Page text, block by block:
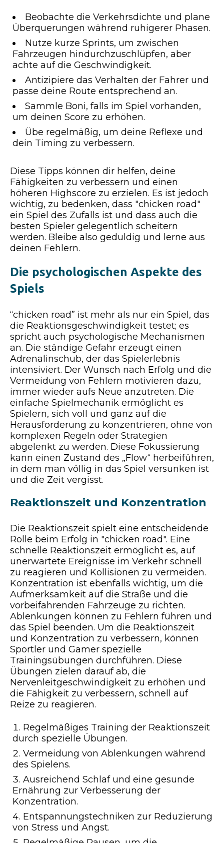
Beobachte die Verkehrsdichte und plane
Überquerungen während ruhigerer Phasen.
Nutze kurze Sprints, um zwischen
Fahrzeugen hindurchzuschlüpfen, aber
achte auf die Geschwindigkeit.
Antizipiere das Verhalten der Fahrer und
passe deine Route entsprechend an.
Sammle Boni, falls im Spiel vorhanden,
um deinen Score zu erhöhen.
Übe regelmäßig, um deine Reflexe und
dein Timing zu verbessern.
Diese Tipps können dir helfen, deine
Fähigkeiten zu verbessern und einen
höheren Highscore zu erzielen. Es ist jedoch
wichtig, zu bedenken, dass "chicken road"
ein Spiel des Zufalls ist und dass auch die
besten Spieler gelegentlich scheitern
werden. Bleibe also geduldig und lerne aus
deinen Fehlern.
Die psychologischen Aspekte des
Spiels
“chicken road” ist mehr als nur ein Spiel, das
die Reaktionsgeschwindigkeit testet; es
spricht auch psychologische Mechanismen
an. Die ständige Gefahr erzeugt einen
Adrenalinschub, der das Spielerlebnis
intensiviert. Der Wunsch nach Erfolg und die
Vermeidung von Fehlern motivieren dazu,
immer wieder aufs Neue anzutreten. Die
einfache Spielmechanik ermöglicht es
Spielern, sich voll und ganz auf die
Herausforderung zu konzentrieren, ohne von
komplexen Regeln oder Strategien
abgelenkt zu werden. Diese Fokussierung
kann einen Zustand des „Flow“ herbeiführen,
in dem man völlig in das Spiel versunken ist
und die Zeit vergisst.
Reaktionszeit und Konzentration
Die Reaktionszeit spielt eine entscheidende
Rolle beim Erfolg in "chicken road". Eine
schnelle Reaktionszeit ermöglicht es, auf
unerwartete Ereignisse im Verkehr schnell
zu reagieren und Kollisionen zu vermeiden.
Konzentration ist ebenfalls wichtig, um die
Aufmerksamkeit auf die Straße und die
vorbeifahrenden Fahrzeuge zu richten.
Ablenkungen können zu Fehlern führen und
das Spiel beenden. Um die Reaktionszeit
und Konzentration zu verbessern, können
Sportler und Gamer spezielle
Trainingsübungen durchführen. Diese
Übungen zielen darauf ab, die
Nervenleitgeschwindigkeit zu erhöhen und
die Fähigkeit zu verbessern, schnell auf
Reize zu reagieren.
Regelmäßiges Training der Reaktionszeit
durch spezielle Übungen.
Vermeidung von Ablenkungen während
des Spielens.
Ausreichend Schlaf und eine gesunde
Ernährung zur Verbesserung der
Konzentration.
Entspannungstechniken zur Reduzierung
von Stress und Angst.